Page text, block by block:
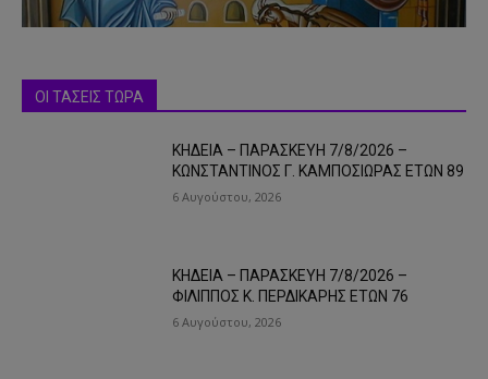
ΟΙ ΤΑΣΕΙΣ ΤΩΡΑ
ΚΗΔΕΙΑ – ΠΑΡΑΣΚΕΥΗ 7/8/2026 –
ΚΩΝΣΤΑΝΤΙΝΟΣ Γ. ΚΑΜΠΟΣΙΩΡΑΣ ΕΤΩΝ 89
6 Αυγούστου, 2026
ΚΗΔΕΙΑ – ΠΑΡΑΣΚΕΥΗ 7/8/2026 –
ΦΙΛΙΠΠΟΣ Κ. ΠΕΡΔΙΚΑΡΗΣ ΕΤΩΝ 76
6 Αυγούστου, 2026